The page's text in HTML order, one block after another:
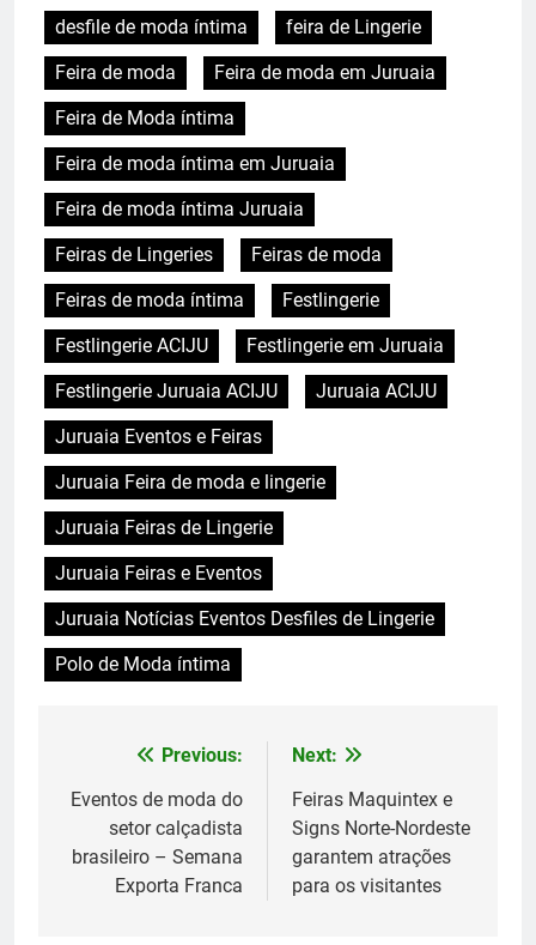
desfile de moda íntima
feira de Lingerie
Feira de moda
Feira de moda em Juruaia
Feira de Moda íntima
Feira de moda íntima em Juruaia
Feira de moda íntima Juruaia
Feiras de Lingeries
Feiras de moda
Feiras de moda íntima
Festlingerie
Festlingerie ACIJU
Festlingerie em Juruaia
Festlingerie Juruaia ACIJU
Juruaia ACIJU
Juruaia Eventos e Feiras
Juruaia Feira de moda e lingerie
Juruaia Feiras de Lingerie
Juruaia Feiras e Eventos
Juruaia Notícias Eventos Desfiles de Lingerie
Polo de Moda íntima
Navegação
de
Post
Previous:
Eventos de moda do
setor calçadista
brasileiro – Semana
Exporta Franca
Next:
Feiras Maquintex e
Signs Norte-Nordeste
garantem atrações
para os visitantes